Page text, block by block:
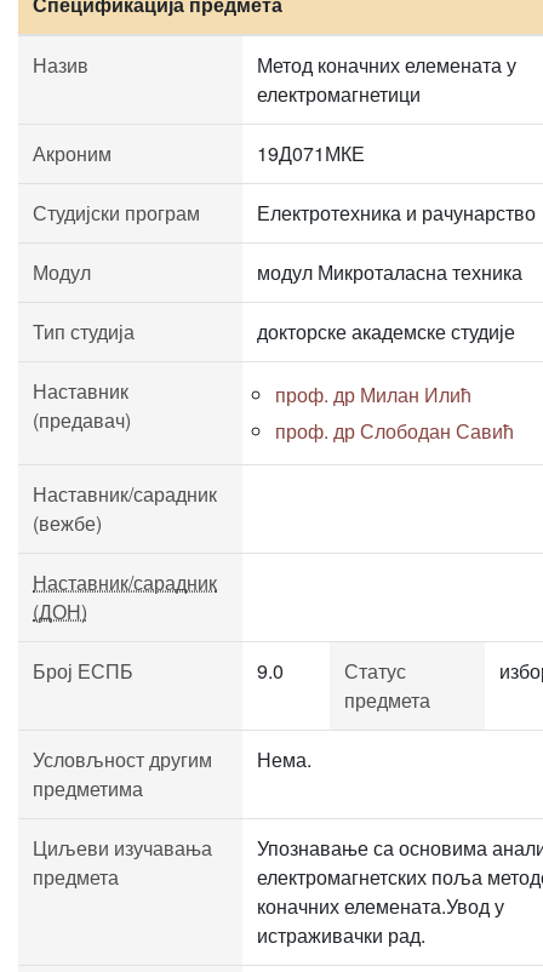
Назив
Метод коначних елемената у
електромагнетици
Акроним 19Д071МКЕ
Студијски програм Електротехника и рачунарство
Модул модул Микроталасна техника
Тип студија докторске академске студије
Наставник
(предавач)
проф. др Милан Илић
проф. др Слободан Савић
Наставник/сарадник
(вежбе)
Наставник/сарадник
(ДОН)
Број ЕСПБ 9.0
Статус
предмета
Условљност другим
предметима
Нема.
Циљеви изучавања
предмета
Упознавање са основима
електромагнетских поља
коначних елемената.Увод у
истраживачки рад.